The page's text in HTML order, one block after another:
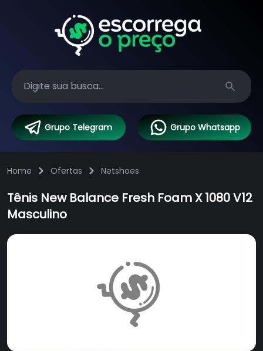
Search
Grupo Telegram Grupo Whatsapp
Home Ofertas Netshoes
Tênis New Balance Fresh Foam X 1080 V12
Masculino